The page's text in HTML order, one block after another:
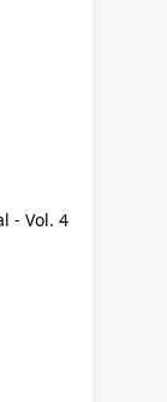
- Vol. 4